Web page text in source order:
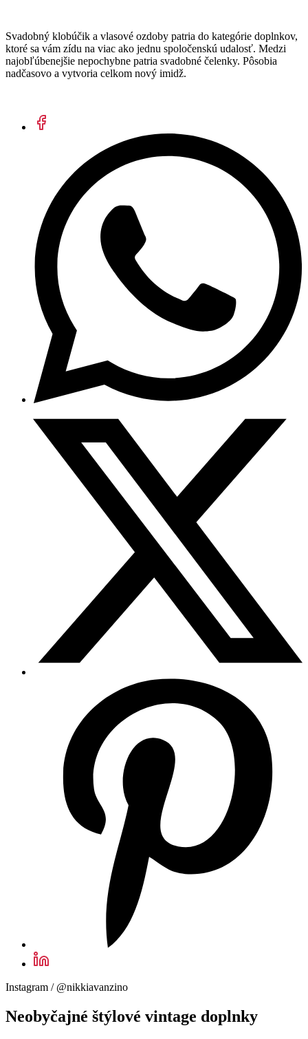
Svadobný klobúčik a vlasové ozdoby patria do kategórie doplnkov,
ktoré sa vám zídu na viac ako jednu spoločenskú udalosť. Medzi
najobľúbenejšie nepochybne patria svadobné čelenky. Pôsobia
nadčasovo a vytvoria celkom nový imidž.
Instagram / @nikkiavanzino
Neobyčajné štýlové vintage doplnky